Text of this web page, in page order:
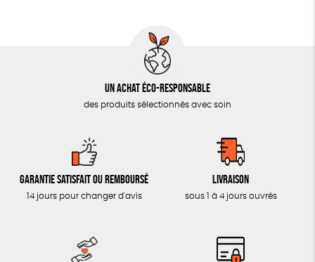
CUISINE / NUTRITION
ACCESSOIRES
Un achat éco-responsable
des produits sélectionnés avec soin
Garantie satisfait ou remboursé
14 jours pour changer d'avis
Livraison
sous 1 à 4 jours ouvrés